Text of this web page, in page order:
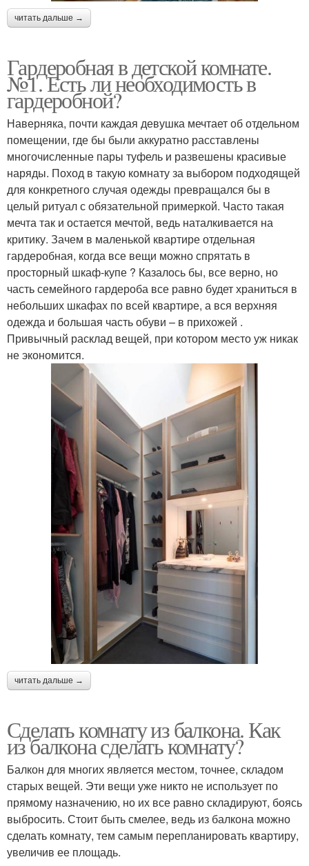
читать дальше →
Гардеробная в детской комнате.
№1. Есть ли необходимость в
гардеробной?
Наверняка, почти каждая девушка мечтает об отдельном
помещении, где бы были аккуратно расставлены
многочисленные пары туфель и развешены красивые
наряды. Поход в такую комнату за выбором подходящей
для конкретного случая одежды превращался бы в
целый ритуал с обязательной примеркой. Часто такая
мечта так и остается мечтой, ведь наталкивается на
критику. Зачем в маленькой квартире отдельная
гардеробная, когда все вещи можно спрятать в
просторный шкаф-купе ? Казалось бы, все верно, но
часть семейного гардероба все равно будет храниться в
небольших шкафах по всей квартире, а вся верхняя
одежда и большая часть обуви – в прихожей .
Привычный расклад вещей, при котором место уж никак
не экономится.
читать дальше →
Сделать комнату из балкона. Как
из балкона сделать комнату?
Балкон для многих является местом, точнее, складом
старых вещей. Эти вещи уже никто не использует по
прямому назначению, но их все равно складируют, боясь
выбросить. Стоит быть смелее, ведь из балкона можно
сделать комнату, тем самым перепланировать квартиру,
увеличив ее площадь.